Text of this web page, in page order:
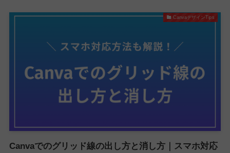
CanvaデザインTips
Canvaでのグリッド線の出し方と消し方｜スマホ対応